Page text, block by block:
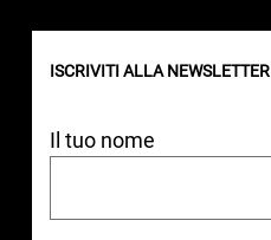
ISCRIVITI ALLA NEWSLETTER
Il tuo nome